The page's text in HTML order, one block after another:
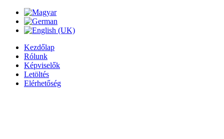
Kezdőlap
Rólunk
Képviselők
Letöltés
Elérhetőség